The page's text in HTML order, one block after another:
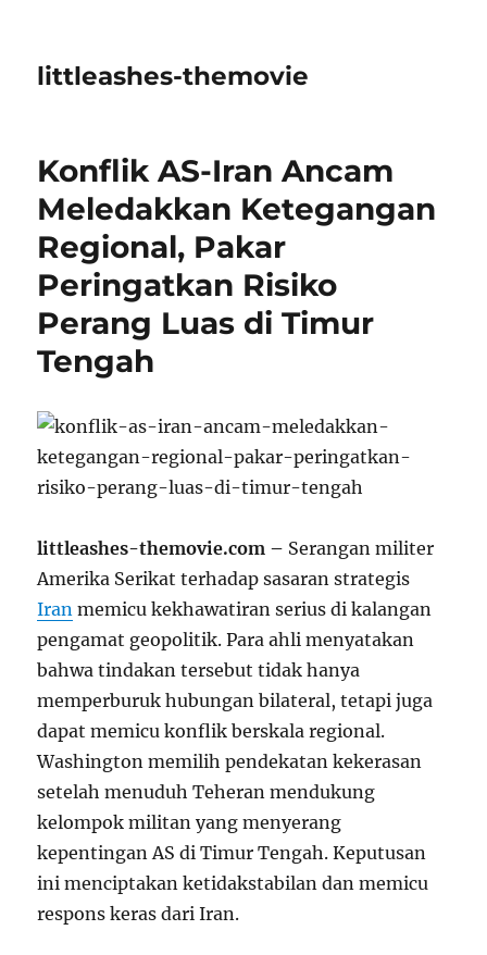
littleashes-themovie
Konflik AS-Iran Ancam
Meledakkan Ketegangan
Regional, Pakar
Peringatkan Risiko
Perang Luas di Timur
Tengah
littleashes-themovie.com – Serangan militer
Amerika Serikat terhadap sasaran strategis
Iran memicu kekhawatiran serius di kalangan
pengamat geopolitik. Para ahli menyatakan
bahwa tindakan tersebut tidak hanya
memperburuk hubungan bilateral, tetapi juga
dapat memicu konflik berskala regional.
Washington memilih pendekatan kekerasan
setelah menuduh Teheran mendukung
kelompok militan yang menyerang
kepentingan AS di Timur Tengah. Keputusan
ini menciptakan ketidakstabilan dan memicu
respons keras dari Iran.